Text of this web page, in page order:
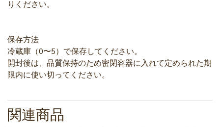
りください。
保存方法
冷蔵庫（0〜5）で保存してください。
開封後は、品質保持のため密閉容器に入れて定められた期
限内に使い切ってください。
関連商品